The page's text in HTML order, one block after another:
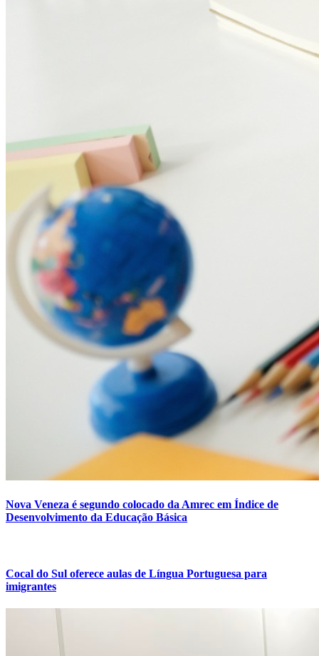
Nova Veneza é segundo colocado da Amrec em Índice de
Desenvolvimento da Educação Básica
Cocal do Sul oferece aulas de Língua Portuguesa para
imigrantes